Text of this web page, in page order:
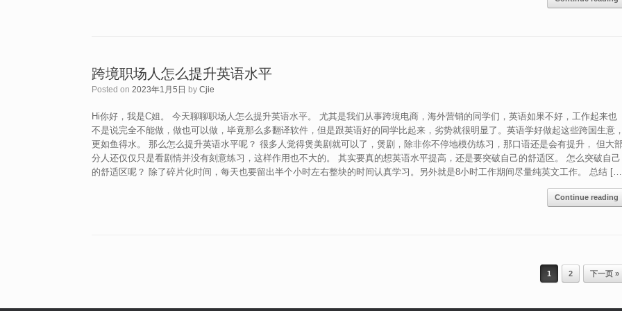
跨境职场人怎么提升英语水平
Posted on 2023年1月5日 by Cjie
Hi你好，我是C姐。 今天聊聊职场人怎么提升英语水平。 尤其是我们从事跨境电商，海外营销的同学们，英语如果不好，工作起来也
不是说完全不能做，做也可以做，毕竟那么多翻译软件，但是跟英语好的同学比起来，劣势就很明显了。英语学好做起这些跨国生意，
更如鱼得水。 那么怎么提升英语水平呢？ 很多人觉得煲美剧就可以了，煲剧，除非你不停地模仿练习，那口语还是会有提升， 但大
分人还仅仅只是看剧情并没有刻意练习，这样作用也不大的。 其实要真的想英语水平提高，还是要突破自己的舒适区。 怎么突破自己
的舒适区呢？ 除了碎片化时间，每天也要留出半个小时左右整块的时间认真学习。另外就是8小时工作期间尽量纯英文工作。 总结
Continue reading
1 2 下一页 »